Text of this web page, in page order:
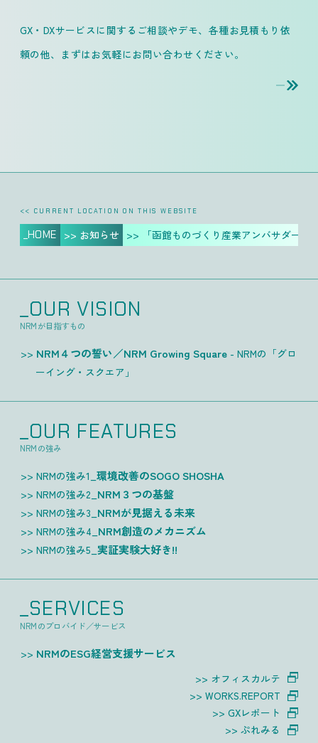
GX・DXサービスに関するご相談やデモ、各種お見積もり依
頼の他、
まずはお気軽にお問い合わせください。
_HOME >> お知らせ >> 「函館ものづくり産業アンバサダー」
<< CURRENT LOCATION ON THIS WEBSITE
_OUR VISION
NRMが目指すもの
NRM４つの誓い／NRM Growing Square - NRMの「グロ
ーイング・スクエア」
_OUR FEATURES
NRMの強み
NRMの強み1_環境改善のSOGO SHOSHA
NRMの強み2_ NRM３つの基盤
NRMの強み3_ NRMが見据える未来
NRMの強み4_ NRM創造のメカニズム
NRMの強み5_実証実験大好き!!
_SERVICES
NRMのプロバイド／サービス
NRMのESG経営支援サービス
オフィスカルテ
WORKS.REPORT
GXレポート
ぷれみる